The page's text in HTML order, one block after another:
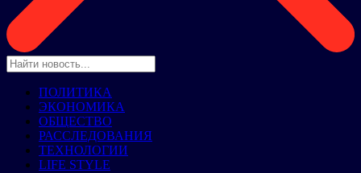
ПОЛИТИКА
ЭКОНОМИКА
ОБЩЕСТВО
РАССЛЕДОВАНИЯ
ТЕХНОЛОГИИ
LIFE STYLE